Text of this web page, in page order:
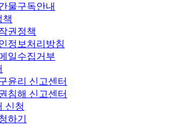
물구독안내
책
권정책
정보처리방침
일수집거부
윤리 신고센터
침해 신고센터
신청
하기